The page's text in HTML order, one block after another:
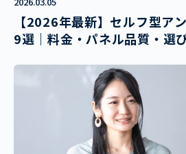
【2026年最新】セルフ型ア
9選｜料金・パネル品質・選